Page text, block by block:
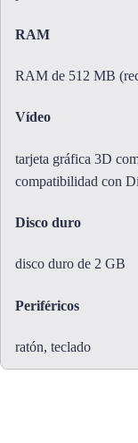
RAM
RAM de 512 MB
Vídeo
tarjeta gráfica 3D
compatibilidad con
Disco duro
disco duro de 2 GB
Periféricos
ratón, teclado